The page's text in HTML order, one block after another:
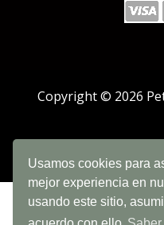
Usamos cookies para
mejor experiencia en
usando este sitio,
Copyright © 2026